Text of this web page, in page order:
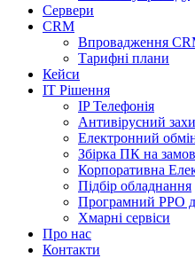
Сервери
CRM
Впровадження
Тарифні плани
Кейси
ІТ Рішення
IP Телефонія
Антивірусний
Електронний
Збірка ПК на
Корпоративна
Підбір обладнання
Програмний РРО
Хмарні сервіси
Про нас
Контакти